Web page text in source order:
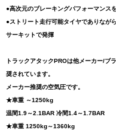
●高次元のブレーキングパフォーマンス
●ストリート走行可能タイヤでありなが
サーキットで発揮
トラックアタックPROは他メーカー/ブ
奨されています。
メーカー推奨の空気圧です。
★車重 ～1250kg
温間1.9～2.1BAR 冷間1.4～1.7BAR
★車重 1250kg～1360kg